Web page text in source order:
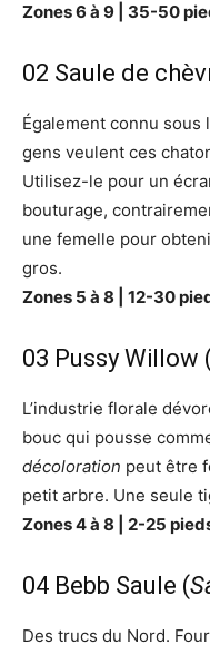
Zones 6 à 9 | 35-50
02 Saule de
Également connu sous
gens veulent ces
Utilisez-le pour un
bouturage,
une femelle pour
gros.
Zones 5 à 8 | 12-30
03 Pussy Willow
L’industrie florale
bouc qui pousse
décoloration peut être
petit arbre. Une seule
Zones 4 à 8 | 2-25
04 Bebb Saule (
Des trucs du Nord.